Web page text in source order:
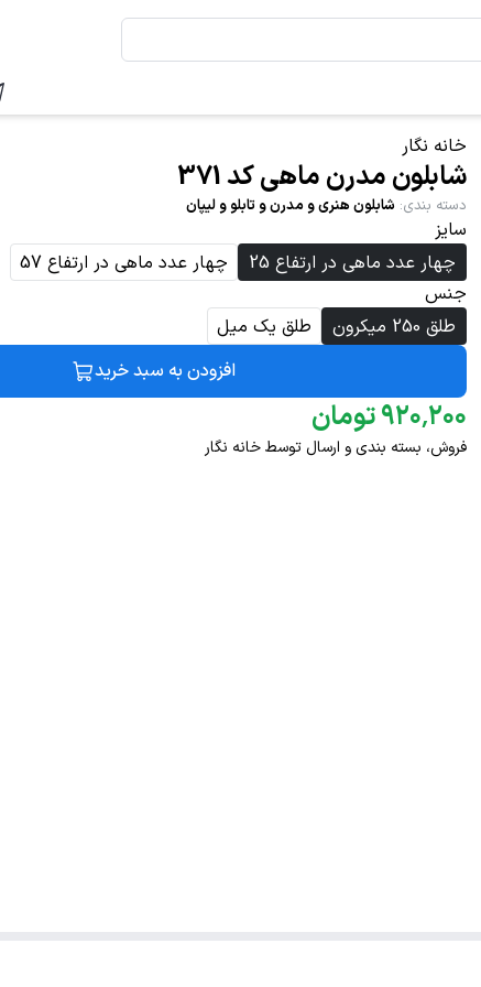
خانه نگار
شابلون مدرن ماهی کد 371
دسته بندی: شابلون هنری و مدرن و تابلو و لیپان
سایز
چهار عدد ماهی در ارتفاع 25
چهار عدد ماهی در ارتفاع 57
جنس
طلق 250 میکرون
طلق یک میل
افزودن به سبد خرید
۹۲۰٬۲۰۰ تومان
فروش، بسته بندی و ارسال توسط خانه نگار